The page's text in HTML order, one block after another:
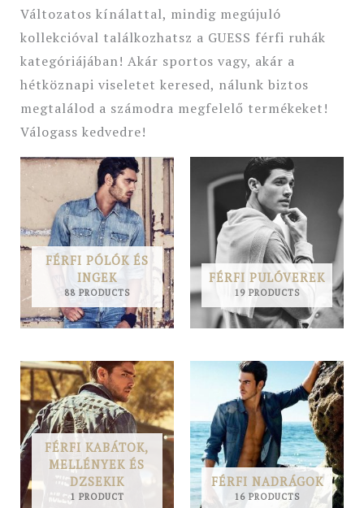
Változatos kínálattal, mindig megújuló
kollekcióval találkozhatsz a GUESS férfi ruhák
kategóriájában! Akár sportos vagy, akár a
hétköznapi viseletet keresed, nálunk biztos
megtalálod a számodra megfelelő termékeket!
Válogass kedvedre!
FÉRFI PÓLÓK ÉS
INGEK
88 PRODUCTS
FÉRFI PULÓVEREK
19 PRODUCTS
FÉRFI KABÁTOK,
MELLÉNYEK ÉS
DZSEKIK
1 PRODUCT
FÉRFI NADRÁGOK
16 PRODUCTS